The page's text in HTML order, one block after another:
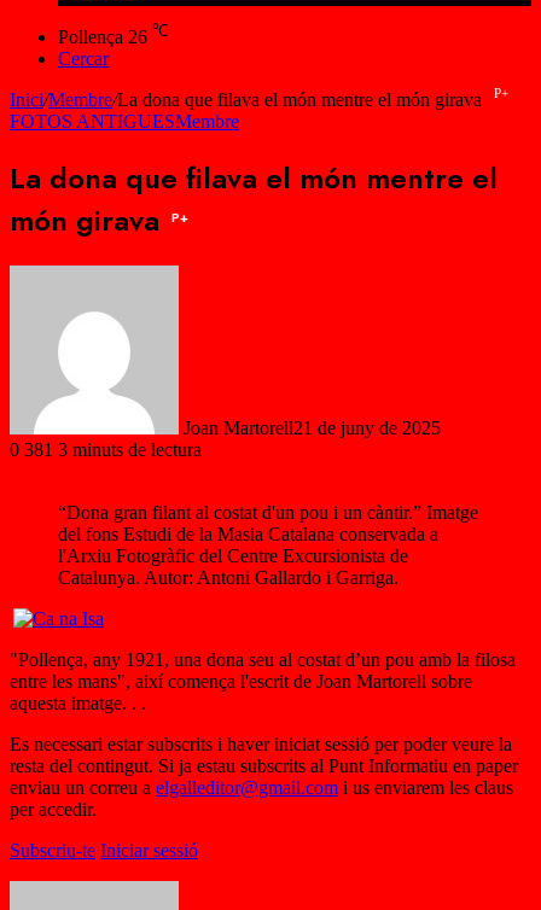
Pollença 26 ℃
Cercar
Inici/Membre/La dona que filava el món mentre el món girava P+
FOTOS ANTIGUESMembre
La dona que filava el món mentre el
món girava
P+
Joan Martorell21 de juny de 2025
0 381 3 minuts de lectura
“Dona gran filant al costat d'un pou i un càntir.” Imatge
del fons Estudi de la Masia Catalana conservada a
l'Arxiu Fotogràfic del Centre Excursionista de
Catalunya. Autor: Antoni Gallardo i Garriga.
"Pollença, any 1921, una dona seu al costat d’un pou amb la filosa
entre les mans", així comença l'escrit de Joan Martorell sobre
aquesta imatge. . .
Es necessari estar subscrits i haver iniciat sessió per poder veure la
resta del contingut. Si ja estau subscrits al Punt Informatiu en paper
enviau un correu a elgalleditor@gmail.com i us enviarem les claus
per accedir.
Subscriu-te Iniciar sessió